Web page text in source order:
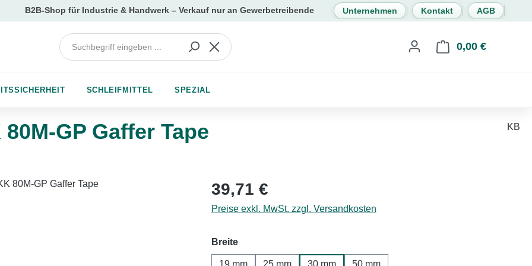
Unternehmen Kontakt AGB
0,00 €
SCHLEIFMITTEL SPEZIAL
GP Gaffer Tape KB
Regulärer Preis:
39,71 €
Preise exkl. MwSt. zzgl. Versandkosten
Breiteauswählen
19 mm 25 mm 30 mm 50 mm